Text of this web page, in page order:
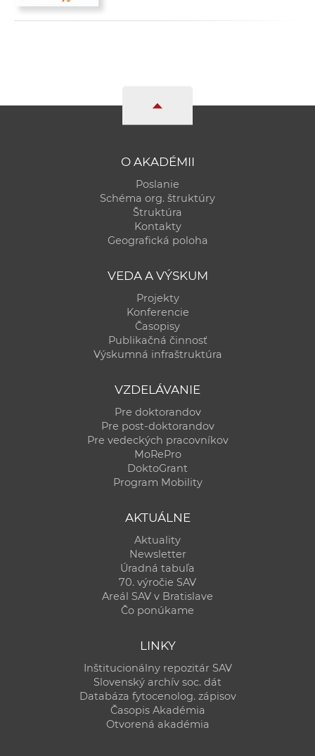
O AKADÉMII
Poslanie
Schéma org. štruktúry
Štruktúra
Kontakty
Geografická poloha
VEDA A VÝSKUM
Projekty
Konferencie
Časopisy
Publikačná činnosť
Výskumná infraštruktúra
VZDELÁVANIE
Pre doktorandov
Pre post-doktorandov
Pre vedeckých pracovníkov
MoRePro
DoktoGrant
Program Mobility
AKTUÁLNE
Aktuality
Newsletter
Úradná tabuľa
70. výročie SAV
Areál SAV v Bratislave
Čo ponúkame
LINKY
Inštitucionálny repozitár SAV
Slovenský archív soc. dát
Databáza fytocenolog. zápisov
Časopis Akadémia
Otvorená akadémia